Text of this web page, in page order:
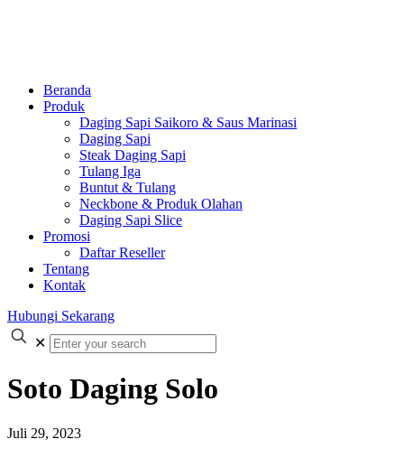
Beranda
Produk
Daging Sapi Saikoro & Saus Marinasi
Daging Sapi
Steak Daging Sapi
Tulang Iga
Buntut & Tulang
Neckbone & Produk Olahan
Daging Sapi Slice
Promosi
Daftar Reseller
Tentang
Kontak
Hubungi Sekarang
✕
Soto Daging Solo
Juli 29, 2023